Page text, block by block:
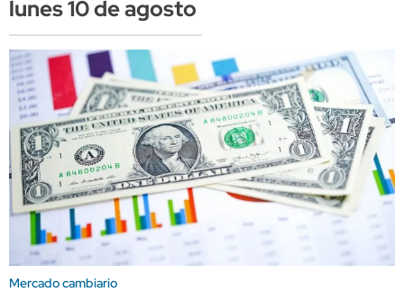
lunes 10 de agosto
Mercado cambiario